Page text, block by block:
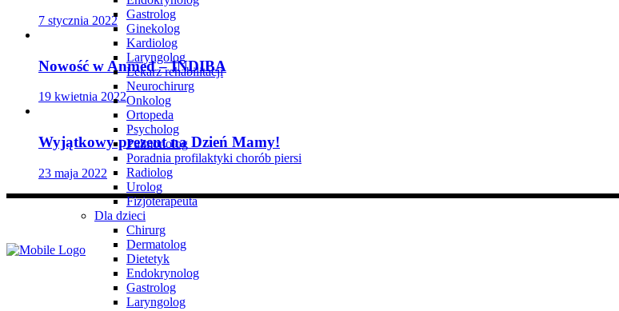
7 stycznia 2022
Nowość w Anmed – INDIBA
19 kwietnia 2022
Wyjątkowy prezent na Dzień Mamy!
23 maja 2022
Gastrolog
Ginekolog
Kardiolog
Laryngolog
Lekarz rehabilitacji
Neurochirurg
Onkolog
Ortopeda
Psycholog
Pulmonolog
Poradnia profilaktyki chorób piersi
Radiolog
Urolog
Fizjoterapeuta
Dla dzieci
Chirurg
Dermatolog
Dietetyk
Endokrynolog
Gastrolog
Laryngolog